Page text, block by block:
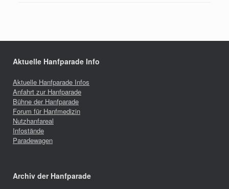
Aktuelle Hanfparade Info
Aktuelle Hanfparade Infos
Anfahrt zur Hanfparade
Bühne der Hanfparade
Forum für Hanfmedizin
Nutzhanfareal
Infostände
Paradewagen
Archiv der Hanfparade